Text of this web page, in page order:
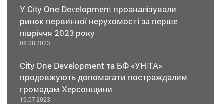
У City One Development проаналізували
ринок первинної нерухомості за перше
півріччя 2023 року
08.08.2023
City One Development та БФ «УНІТА»
продовжують допомагати постраждалим
громадам Херсонщини
19.07.2023